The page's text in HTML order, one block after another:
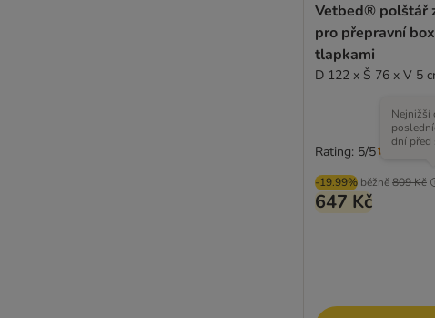
Vetbed® polštář
pro přepravní
tlapkami
D 122 x Š 76 x V 5
-19.99% běžně809 Kč
Nejnižší
dní před
647 Kč
Rating: 5/5